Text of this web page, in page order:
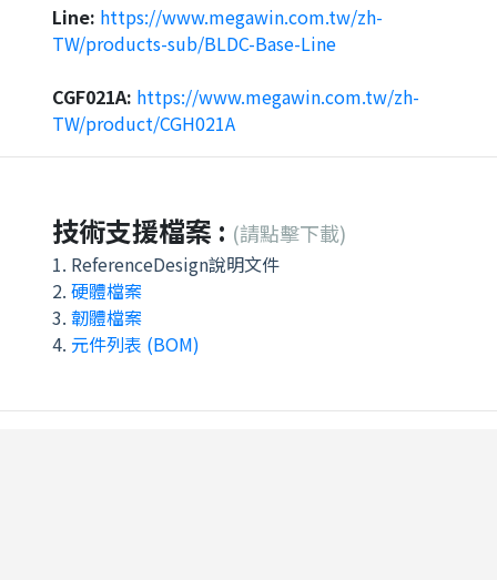
Line: https://www.megawin.com.tw/zh-
TW/products-sub/BLDC-Base-Line
CGF021A: https://www.megawin.com.tw/zh-
TW/product/CGH021A
技術支援檔案 : (請點擊下載)
1. ReferenceDesign說明文件
2. 硬體檔案
3. 韌體檔案
4. 元件列表 (BOM)